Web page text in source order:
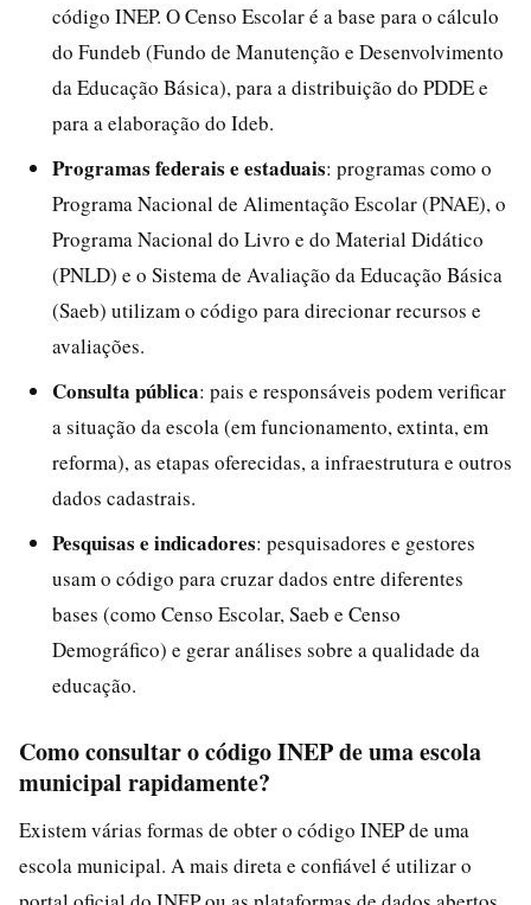
código INEP. O Censo Escolar é a base para o cálculo
do Fundeb (Fundo de Manutenção e Desenvolvimento
da Educação Básica), para a distribuição do PDDE e
para a elaboração do Ideb.
Programas federais e estaduais: programas como o
Programa Nacional de Alimentação Escolar (PNAE), o
Programa Nacional do Livro e do Material Didático
(PNLD) e o Sistema de Avaliação da Educação Básica
(Saeb) utilizam o código para direcionar recursos e
avaliações.
Consulta pública: pais e responsáveis podem verificar
a situação da escola (em funcionamento, extinta, em
reforma), as etapas oferecidas, a infraestrutura e outros
dados cadastrais.
Pesquisas e indicadores: pesquisadores e gestores
usam o código para cruzar dados entre diferentes
bases (como Censo Escolar, Saeb e Censo
Demográfico) e gerar análises sobre a qualidade da
educação.
Como consultar o código INEP de uma escola
municipal rapidamente?
Existem várias formas de obter o código INEP de uma
escola municipal. A mais direta e confiável é utilizar o